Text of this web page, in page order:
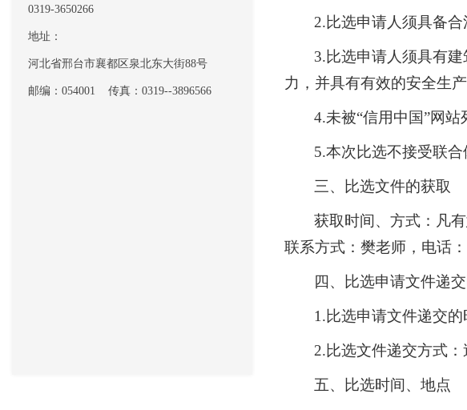
0319-3650266
地址：
河北省邢台市襄都区泉北东大街88号
邮编：054001 传真：0319--3896566
2.比选申请人须具备
3.比选申请人须具有
力，并具有有效的安全生产
4.未被“信用中国”网
5.本次比选不接受联合
三、比选文件的获取
获取时间、方式：凡
联系方式：樊老师，电话：
四、比选申请文件递
1.比选申请文件递交的
2.比选文件递交方式
五、比选时间、地点